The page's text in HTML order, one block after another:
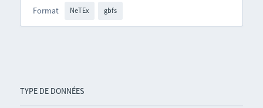
TYPE DE DONNÉES
Format NeTEx gbfs